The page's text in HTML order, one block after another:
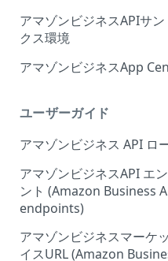
アマゾンビジネスAPIサン
クス環境
アマゾンビジネスApp
ーにアプリを出品する
アプリセンター認証ワー
ー (App Center
workflow)
アプリリスティングの
ユーザーガイド
アマゾンビジネス API ロ
アマゾンビジネスAPI エ
ント (Amazon Business
endpoints)
アマゾンビジネスマーケ
イスURL (Amazon